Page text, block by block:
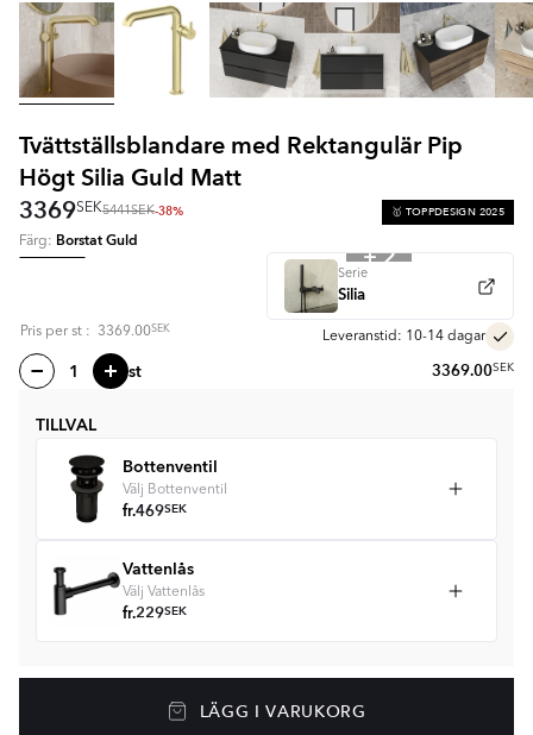
Tvättställsblandare med Rektangulär Pip
Högt Silia Guld Matt
3369SEK5441SEK-38% 🥇 TOPPDESIGN 2025
Färg: Borstat Guld
+ 2
Serie
Silia
Pris per st : 3369.00SEK
Leveranstid: 10-14 dagar
st 3369.00SEK
TILLVAL
Bottenventil
Välj Bottenventil
fr.469SEK
Vattenlås
Välj Vattenlås
fr.229SEK
LÄGG I VARUKORG